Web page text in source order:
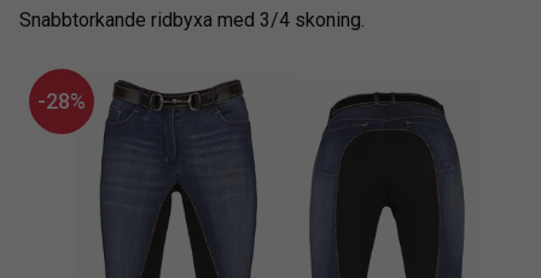
Snabbtorkande ridbyxa med 3/4 skoning.
28%